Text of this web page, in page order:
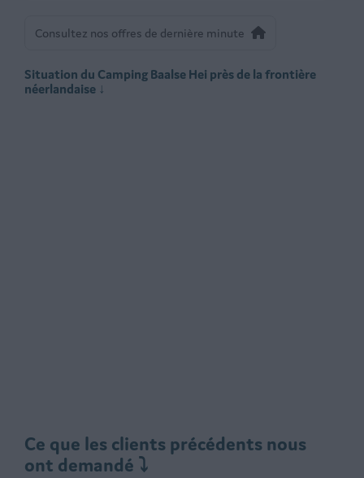
Consultez nos offres de dernière minute
Situation du Camping Baalse Hei près de la frontière
néerlandaise ↓
Ce que les clients précédents nous
ont demandé ⤵